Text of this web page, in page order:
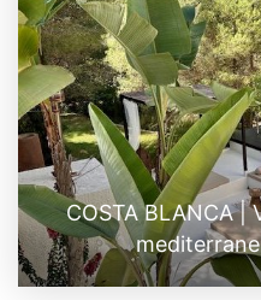
COSTA BLANCA |